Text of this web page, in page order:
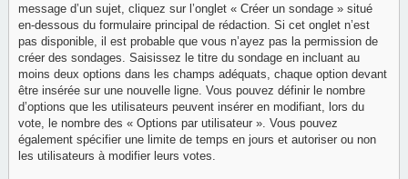
message d’un sujet, cliquez sur l’onglet « Créer un sondage » situé
en-dessous du formulaire principal de rédaction. Si cet onglet n’est
pas disponible, il est probable que vous n’ayez pas la permission de
créer des sondages. Saisissez le titre du sondage en incluant au
moins deux options dans les champs adéquats, chaque option devant
être insérée sur une nouvelle ligne. Vous pouvez définir le nombre
d’options que les utilisateurs peuvent insérer en modifiant, lors du
vote, le nombre des « Options par utilisateur ». Vous pouvez
également spécifier une limite de temps en jours et autoriser ou non
les utilisateurs à modifier leurs votes.